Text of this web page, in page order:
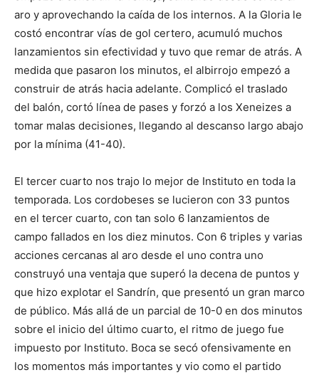
aro y aprovechando la caída de los internos. A la Gloria le
costó encontrar vías de gol certero, acumuló muchos
lanzamientos sin efectividad y tuvo que remar de atrás. A
medida que pasaron los minutos, el albirrojo empezó a
construir de atrás hacia adelante. Complicó el traslado
del balón, cortó línea de pases y forzó a los Xeneizes a
tomar malas decisiones, llegando al descanso largo abajo
por la mínima (41-40).
El tercer cuarto nos trajo lo mejor de Instituto en toda la
temporada. Los cordobeses se lucieron con 33 puntos
en el tercer cuarto, con tan solo 6 lanzamientos de
campo fallados en los diez minutos. Con 6 triples y varias
acciones cercanas al aro desde el uno contra uno
construyó una ventaja que superó la decena de puntos y
que hizo explotar el Sandrín, que presentó un gran marco
de público. Más allá de un parcial de 10-0 en dos minutos
sobre el inicio del último cuarto, el ritmo de juego fue
impuesto por Instituto. Boca se secó ofensivamente en
los momentos más importantes y vio como el partido